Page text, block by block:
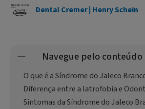
Dental Cremer | Henry Schein
Navegue pelo conteúdo
O que é a Síndrome do Jaleco
Diferença entre a Iatrofobia e
Sintomas da Síndrome do Jaleco